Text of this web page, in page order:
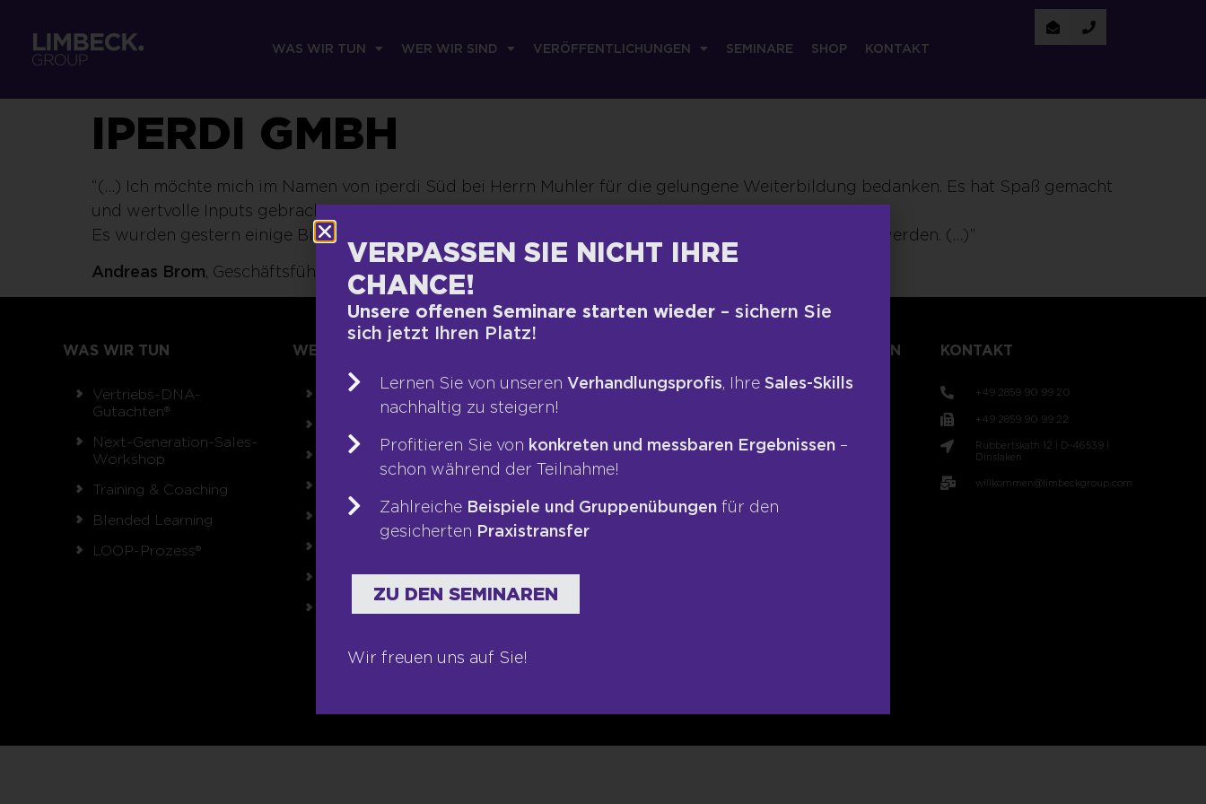
WAS WIR TUN WER WIR SIND VERÖFFENTLICHUNGEN SEMINARE SHOP KONTAKT
IPERDI GMBH
“(…) Ich möchte mich im Namen von iperdi Süd bei Herrn Muhler für die gelungene Weiterbildung bedanken. Es hat Spaß gemacht
und wertvolle Inputs gebracht!
Es wurden gestern einige Bilder geschossen die wir für Facebook- und Homepagenews verwenden werden. (…)”
Andreas Brom, Geschäftsführender Gesellschafter | iperdi Hauptverwaltung GmbH
WAS WIR TUN
Vertriebs-DNA-
Gutachten®
Next-Generation-Sales-
Workshop
Training & Coaching
Blended Learning
LOOP-Prozess®
WER WIR SIND
Team
Auszeichnungen
Karriere
Seminare
Impressum
AGB
Newsletter
VERÖFFENTLICHUNGEN
Presse
Podcast
KONTAKT
+49 2859 90 99 20
+49 2859 90 99 22
Rubbertskath 12 | D-46539 |
Dinslaken
willkommen@limbeckgroup.com
VERPASSEN SIE NICHT IHRE
CHANCE!
Unsere offenen Seminare starten wieder – sichern Sie
sich jetzt Ihren Platz!
Lernen Sie von unserenVerhandlungsprofis, IhreSales-Skills
nachhaltig zu steigern!
Profitieren Sie von konkreten und messbaren Ergebnissen –
schon während der Teilnahme!
Zahlreiche Beispiele und Gruppenübungen für den
gesicherten Praxistransfer
ZU DEN SEMINAREN
Wir freuen uns auf Sie!